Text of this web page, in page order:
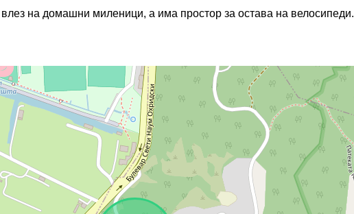
на домашни миленици, а има простор за остава на велосипеди.